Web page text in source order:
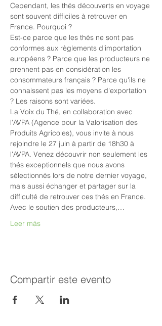
Cependant, les thés découverts en voyage
sont souvent difficiles à retrouver en
France. Pourquoi ?
Est-ce parce que les thés ne sont pas
conformes aux règlements d'importation
européens ? Parce que les producteurs ne
prennent pas en considération les
consommateurs français ? Parce qu'ils ne
connaissent pas les moyens d'exportation
? Les raisons sont variées.
La Voix du Thé, en collaboration avec
l'AVPA (Agence pour la Valorisation des
Produits Agricoles), vous invite à nous
rejoindre le 27 juin à partir de 18h30 à
l'AVPA. Venez découvrir non seulement les
thés exceptionnels que nous avons
sélectionnés lors de notre dernier voyage,
mais aussi échanger et partager sur la
difficulté de retrouver ces thés en France.
Avec le soutien des producteurs,…
Leer más
Compartir este evento